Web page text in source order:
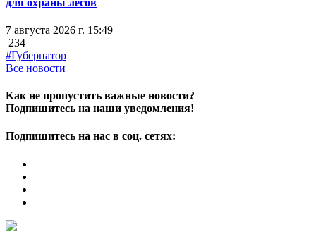
7 августа 2026 г. 15:49
234
#Губернатор
Все новости
Как не пропустить важные новости?
Подпишитесь на наши уведомления!
Подпишитесь на нас в соц. сетях: